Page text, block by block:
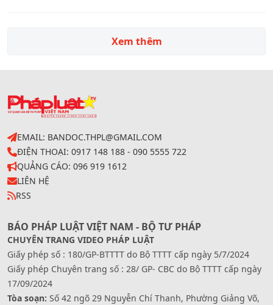
Xem thêm
EMAIL: BANDOC.THPL@GMAIL.COM
ĐIỆN THOẠI: 0917 148 188 - 090 5555 722
QUẢNG CÁO: 096 919 1612
LIÊN HỆ
RSS
BÁO PHÁP LUẬT VIỆT NAM - BỘ TƯ PHÁP
CHUYÊN TRANG VIDEO PHÁP LUẬT
Giấy phép số : 180/GP-BTTTT do Bộ TTTT cấp ngày 5/7/2024
Giấy phép Chuyên trang số : 28/ GP- CBC do Bộ TTTT cấp ngày
17/09/2024
Tòa soạn: Số 42 ngõ 29 Nguyễn Chí Thanh, Phường Giảng Võ,